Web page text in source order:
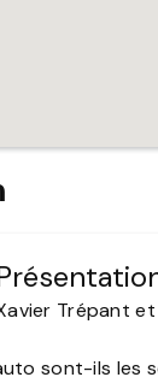
Trépant
sont-ils les